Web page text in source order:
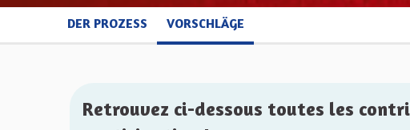
DER PROZESS VORSCHLÄGE
Retrouvez ci-dessous toutes les